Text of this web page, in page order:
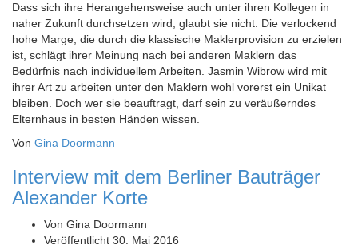
Dass sich ihre Herangehensweise auch unter ihren Kollegen in
naher Zukunft durchsetzen wird, glaubt sie nicht. Die verlockend
hohe Marge, die durch die klassische Maklerprovision zu erzielen
ist, schlägt ihrer Meinung nach bei anderen Maklern das
Bedürfnis nach individuellem Arbeiten. Jasmin Wibrow wird mit
ihrer Art zu arbeiten unter den Maklern wohl vorerst ein Unikat
bleiben. Doch wer sie beauftragt, darf sein zu veräußerndes
Elternhaus in besten Händen wissen.
Von Gina Doormann
Interview mit dem Berliner Bauträger
Alexander Korte
Von Gina Doormann
Veröffentlicht 30. Mai 2016